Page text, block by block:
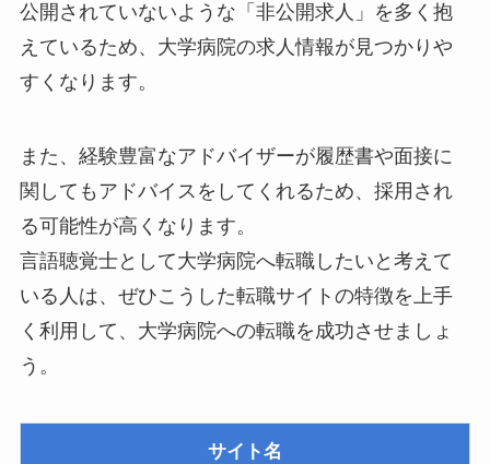
公開されていないような「非公開求人」を多く抱
えているため、大学病院の求人情報が見つかりや
すくなります。
また、経験豊富なアドバイザーが履歴書や面接に
関してもアドバイスをしてくれるため、採用され
る可能性が高くなります。
言語聴覚士として大学病院へ転職したいと考えて
いる人は、ぜひこうした転職サイトの特徴を上手
く利用して、大学病院への転職を成功させましょ
う。
サイト名